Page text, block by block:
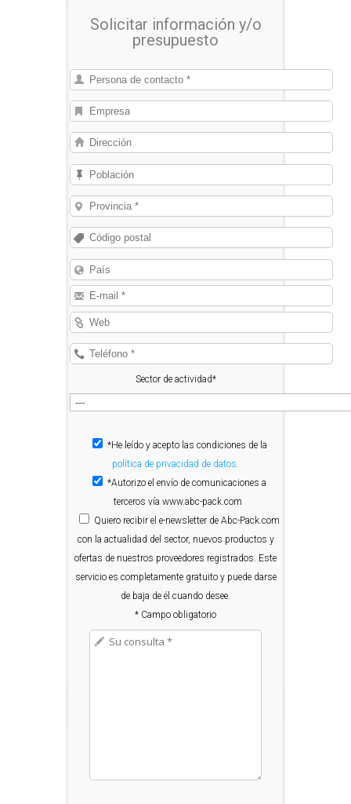
seguridad tanto para los trabajadores
que lo manipulan, como para los
productos.
Solicitar información y/o
presupuesto
Sector de actividad*
*He leído y acepto las condiciones de la
política de privacidad de datos.
*Autorizo el envío de comunicaciones a
terceros vía www.abc-pack.com
Quiero recibir el e-newsletter de Abc-Pack.com
con la actualidad del sector, nuevos productos y
ofertas de nuestros proveedores registrados. Este
servicio es completamente gratuito y puede darse
de baja de él cuando desee.
* Campo obligatorio